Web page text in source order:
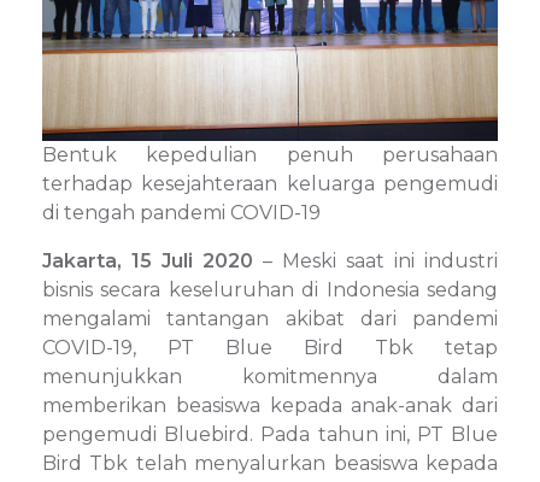
Bentuk kepedulian penuh perusahaan
terhadap kesejahteraan keluarga pengemudi
di tengah pandemi COVID-19
Jakarta, 15 Juli 2020 – Meski saat ini industri
bisnis secara keseluruhan di Indonesia sedang
mengalami tantangan akibat dari pandemi
COVID-19, PT Blue Bird Tbk tetap
menunjukkan komitmennya dalam
memberikan beasiswa kepada anak-anak dari
pengemudi Bluebird. Pada tahun ini, PT Blue
Bird Tbk telah menyalurkan beasiswa kepada